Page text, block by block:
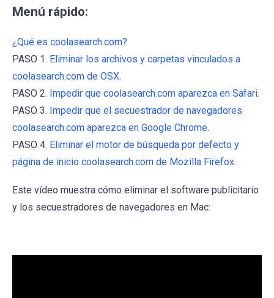
Menú rápido:
¿Qué es coolasearch.com?
PASO 1. Eliminar los archivos y carpetas vinculados a
coolasearch.com de OSX.
PASO 2. Impedir que coolasearch.com aparezca en Safari.
PASO 3. Impedir que el secuestrador de navegadores
coolasearch.com aparezca en Google Chrome.
PASO 4. Eliminar el motor de búsqueda por defecto y
página de inicio coolasearch.com de Mozilla Firefox.
Este vídeo muestra cómo eliminar el software publicitario
y los secuestradores de navegadores en Mac: